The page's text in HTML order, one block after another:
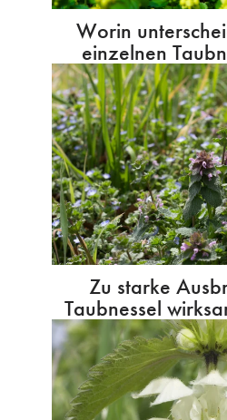
Worin
einzelnen
Zu starke
Taubnessel